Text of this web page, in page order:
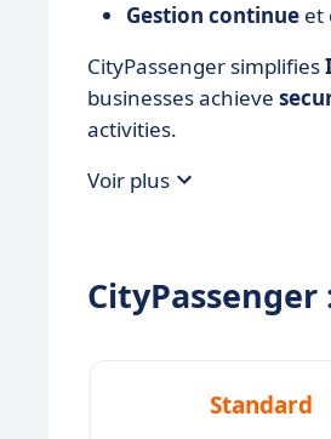
Gestion continue et
CityPassenger simplifies
businesses achieve
activities.
Voir plus
CityPassenger
Standard